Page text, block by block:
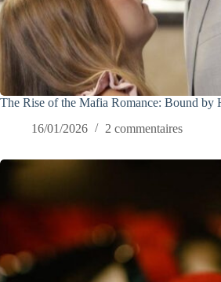
The Rise of the Mafia Romance: Bound by
16/01/2026
2 commentaires